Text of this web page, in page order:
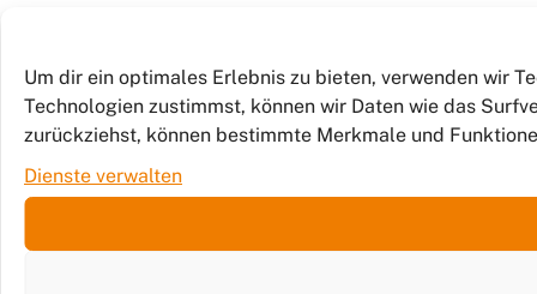
Um dir ein optimales Erlebnis zu bieten, verwenden wir
Technologien zustimmst, können wir Daten wie das
zurückziehst, können bestimmte Merkmale und
Dienste verwalten